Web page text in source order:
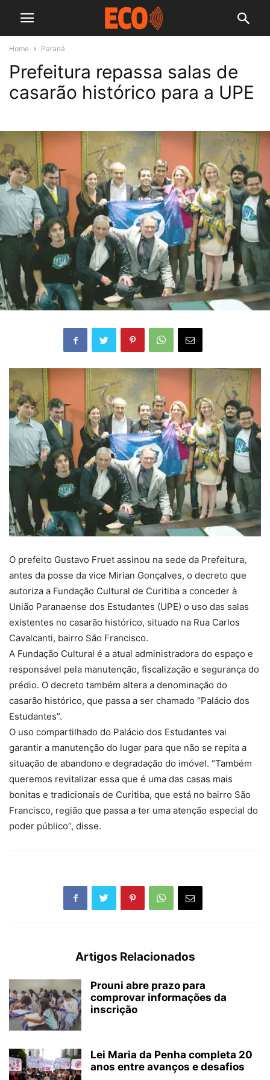
Home Paraná
Prefeitura repassa salas de
casarão histórico para a UPE
O prefeito Gustavo Fruet assinou na sede da Prefeitura,
antes da posse da vice Mirian Gonçalves, o decreto que
autoriza a Fundação Cultural de Curitiba a conceder à
União Paranaense dos Estudantes (UPE) o uso das salas
existentes no casarão histórico, situado na Rua Carlos
Cavalcanti, bairro São Francisco.
A Fundação Cultural é a atual administradora do espaço e
responsável pela manutenção, fiscalização e segurança do
prédio. O decreto também altera a denominação do
casarão histórico, que passa a ser chamado “Palácio dos
Estudantes”.
O uso compartilhado do Palácio dos Estudantes vai
garantir a manutenção do lugar para que não se repita a
situação de abandono e degradação do imóvel. “Também
queremos revitalizar essa que é uma das casas mais
bonitas e tradicionais de Curitiba, que está no bairro São
Francisco, região que passa a ter uma atenção especial do
poder público”, disse.
Artigos Relacionados
Prouni abre prazo para
comprovar informações da
inscrição
Lei Maria da Penha completa 20
anos entre avanços e desafios